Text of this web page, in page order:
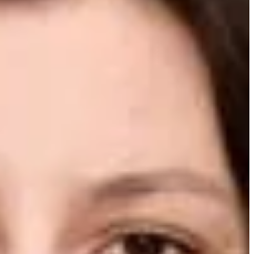
pour le lancemen